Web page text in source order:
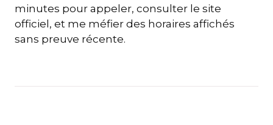
minutes pour appeler, consulter le site
officiel, et me méfier des horaires affichés
sans preuve récente.